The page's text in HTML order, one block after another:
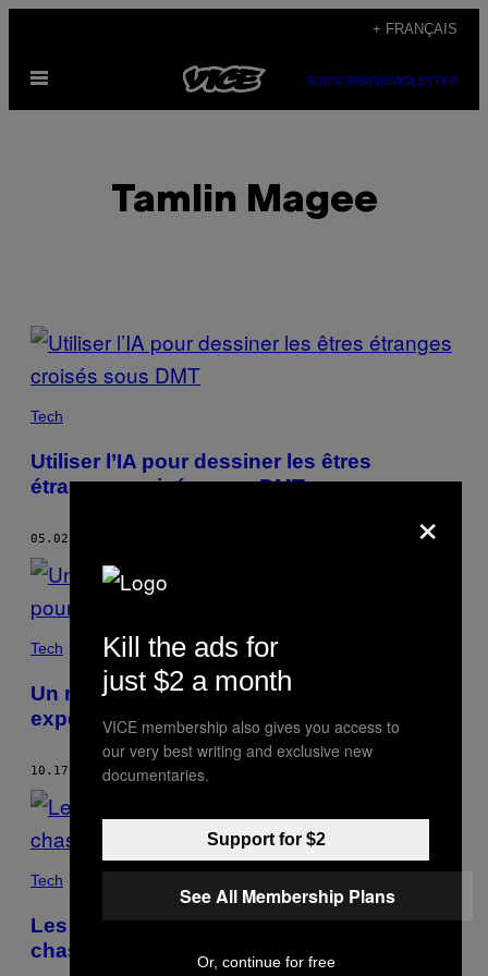
content
+ FRANÇAIS
Open
SUBSCRIBENEWSLETTER
Tamlin Magee
POSTS
BY
THIS
AUTHOR
Tech
Utiliser l’IA pour dessiner les êtres
étranges croisés sous DMT
05.02.23
Tech
Un manuscrit soviétique sur les
expéditions pour trouver le Yéti exhumé
10.17.22 BYTAMLIN MAGEE
Tech
Les hiboux sont louches, selon les
chasseurs d’ovnis
×
Kill the ads for
just $2 a month
VICE membership also gives you access to
our very best writing and exclusive new
documentaries.
Support for $2
See All Membership Plans
Or, continue for free